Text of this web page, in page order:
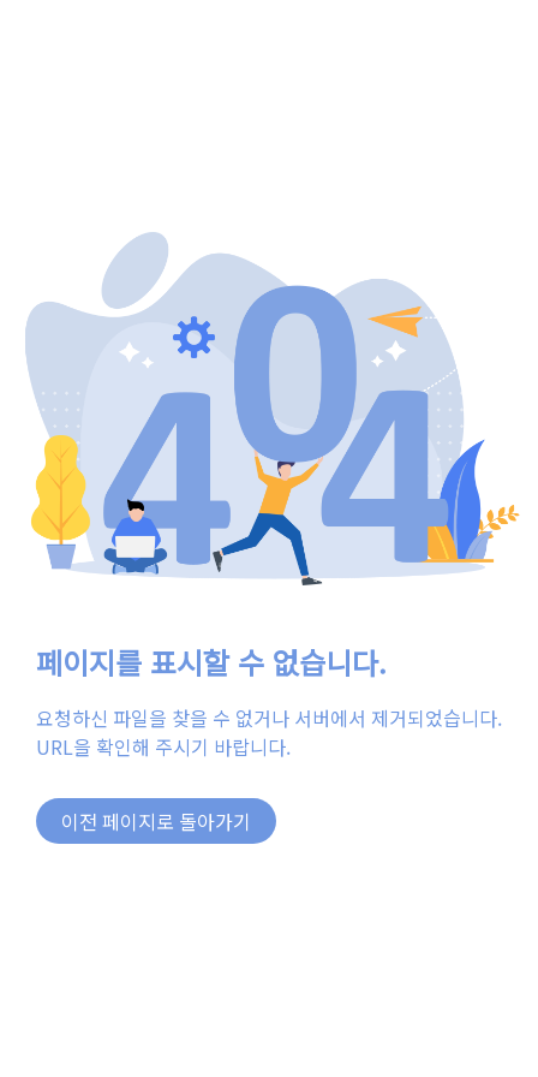
페이지를 표시할 수 없습니다.
요청하신 파일을 찾을 수 없거나 서버에서 제거되었습니다.
URL을 확인해 주시기 바랍니다.
이전 페이지로 돌아가기